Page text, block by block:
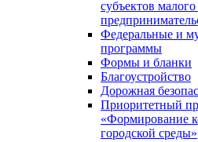
субъектов
Федеральные и
программы
Формы и бланки
Благоустройство
Дорожная
Приоритетный
«Формирование
городской среды»